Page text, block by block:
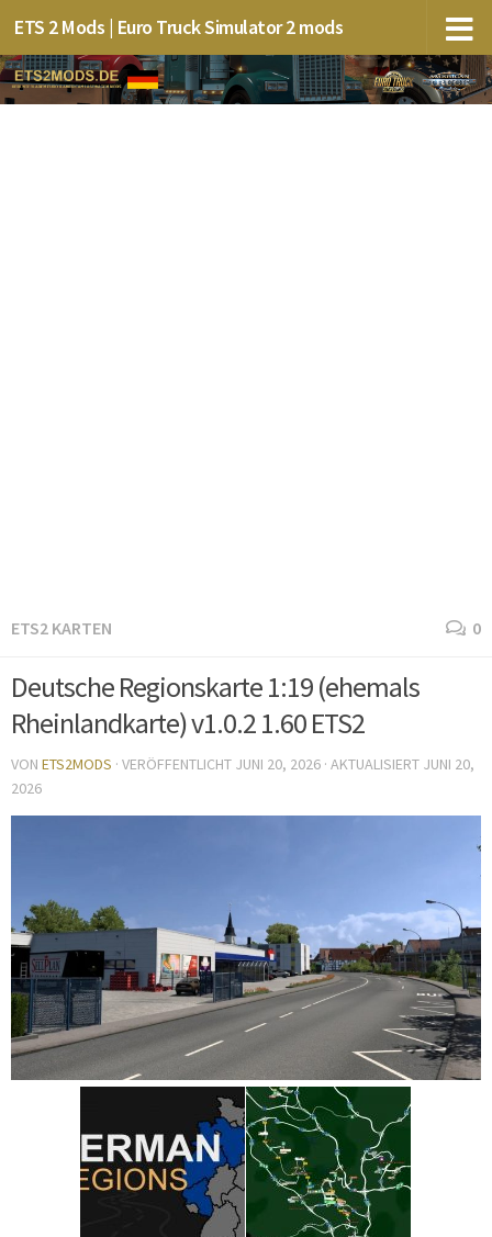
ETS 2 Mods | Euro Truck Simulator 2 mods
ETS2 KARTEN 0
Deutsche Regionskarte 1:19 (ehemals
Rheinlandkarte) v1.0.2 1.60 ETS2
VON ETS2MODS · VERÖFFENTLICHT JUNI 20, 2026 · AKTUALISIERT JUNI 20,
2026